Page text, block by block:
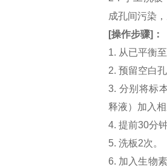
成孔间污染
[操作步骤] ：
1. 从已平衡
2. 预留空白
3. 分别将标
释液）加入
4. 提前30分
5. 洗板2次。
6. 加入生物